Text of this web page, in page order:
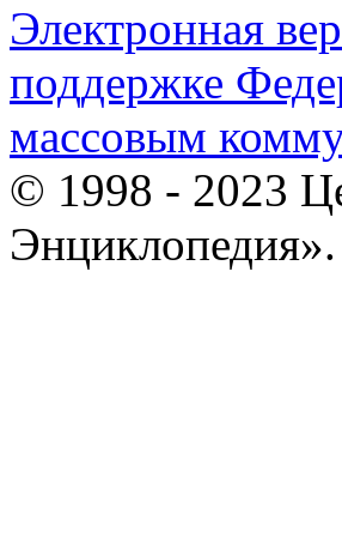
Электронная
поддержке
массовым
© 1998 - 2023
Энциклопедия».